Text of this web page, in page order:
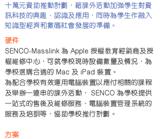
十萬元資助推動計劃，藉課外活動加強學生對資
訊科技的興趣、認識及應用，同時為學生作融入
知識型經濟和數碼社會發展的準備。
硬件
SENCO-Masslink 為 Apple 授權教育經銷商及授
權維修中心，可就學校現時設備數量及情況，為
學校選購合適的 Mac 及 iPad 裝置。
為配合學校有效運用電腦裝置以應付相關的課程
及舉辦一連串的課外活動， SENCO 為學校提供
一站式的售後及維修服務、電腦裝置管理系統的
服務及培訓等，協助學校推行計劃。
方案